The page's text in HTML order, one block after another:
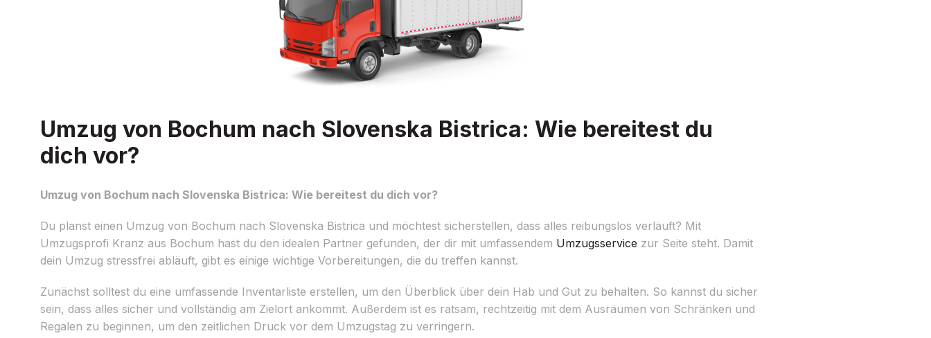
Umzug von Bochum nach Slovenska Bistrica: Wie bereitest du
dich vor?
Umzug von Bochum nach Slovenska Bistrica: Wie bereitest du dich vor?
Du planst einen Umzug von Bochum nach Slovenska Bistrica und möchtest sicherstellen, dass alles reibungslos verläuft? Mit
Umzugsprofi Kranz aus Bochum hast du den idealen Partner gefunden, der dir mit umfassendem Umzugsservice zur Seite steht. Damit
dein Umzug stressfrei abläuft, gibt es einige wichtige Vorbereitungen, die du treffen kannst.
Zunächst solltest du eine umfassende Inventarliste erstellen, um den Überblick über dein Hab und Gut zu behalten. So kannst du sicher
sein, dass alles sicher und vollständig am Zielort ankommt. Außerdem ist es ratsam, rechtzeitig mit dem Ausräumen von Schränken und
Regalen zu beginnen, um den zeitlichen Druck vor dem Umzugstag zu verringern.